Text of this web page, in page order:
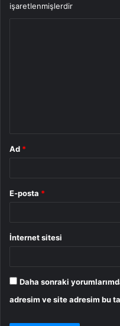
işaretlenmişlerdir
Ad *
E-posta *
İnternet sitesi
Daha sonraki
adresim ve site adresim bu